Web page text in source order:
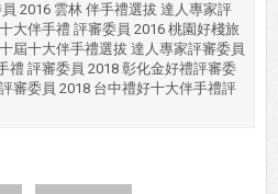
2016 雲林 伴手禮選拔 達人專家評
大伴手禮 評審委員 2016 桃園好棧旅
屆十大伴手禮選拔 達人專家評審委員
禮 評審委員 2018 彰化金好禮評審委
審委員 2018 台中禮好十大伴手禮評